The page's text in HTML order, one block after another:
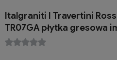
Italgraniti I Travertini
TR07GA płytka gresowa